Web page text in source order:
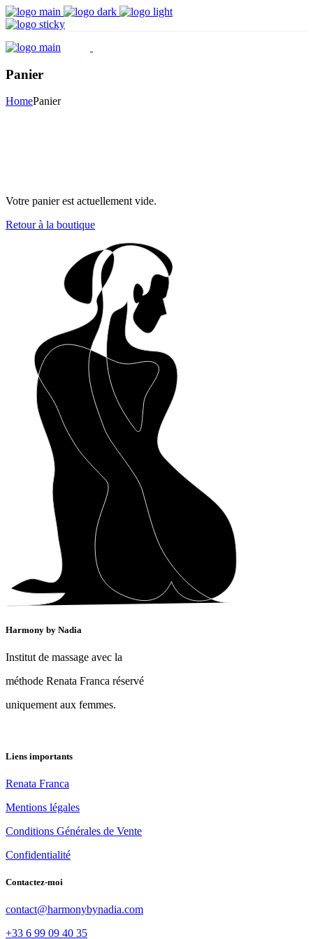
Panier
HomePanier
Votre panier est actuellement vide.
Retour à la boutique
Harmony by Nadia
Institut de massage avec la
méthode Renata Franca réservé
uniquement aux femmes.
Liens importants
Renata Franca
Mentions légales
Conditions Générales de Vente
Confidentialité
Contactez-moi
contact@harmonybynadia.com
+33 6 99 09 40 35